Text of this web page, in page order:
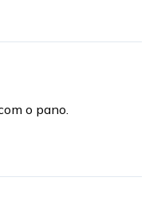
o pano.